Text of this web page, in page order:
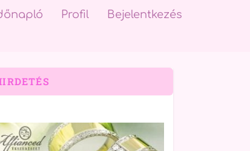
Profil Bejelentkezés